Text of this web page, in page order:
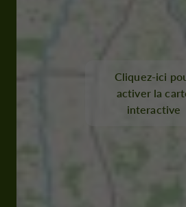
Cliquez-ici
activer la
interactive